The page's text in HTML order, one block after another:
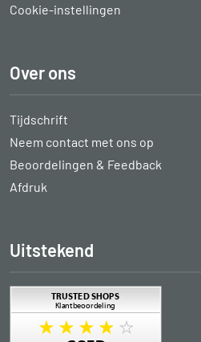
Cookie-instellingen
Over ons
Tijdschrift
Neem contact met ons op
Beoordelingen & Feedback
Afdruk
Uitstekend